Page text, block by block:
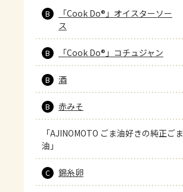
B
「Cook Do®」オイスターソー
ス
B 「Cook Do®」コチュジャン
B 酒
B 赤みそ
「AJINOMOTO ごま油好きの純正ごま
油」
C 錦糸卵